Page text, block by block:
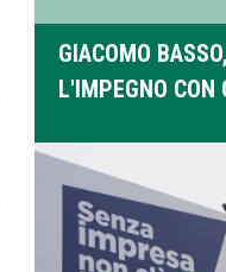
GIACOMO BASSO,
L'IMPEGNO CON